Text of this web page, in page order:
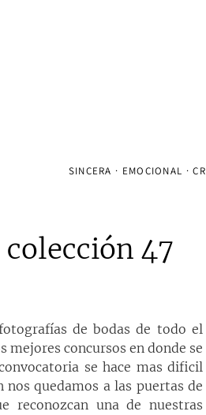
SINCERA · EMOCIONAL ·
47
de bodas de todo el
mejores concursos en donde se
se hace mas dificil
nos quedamos a las puertas de
una de nuestras